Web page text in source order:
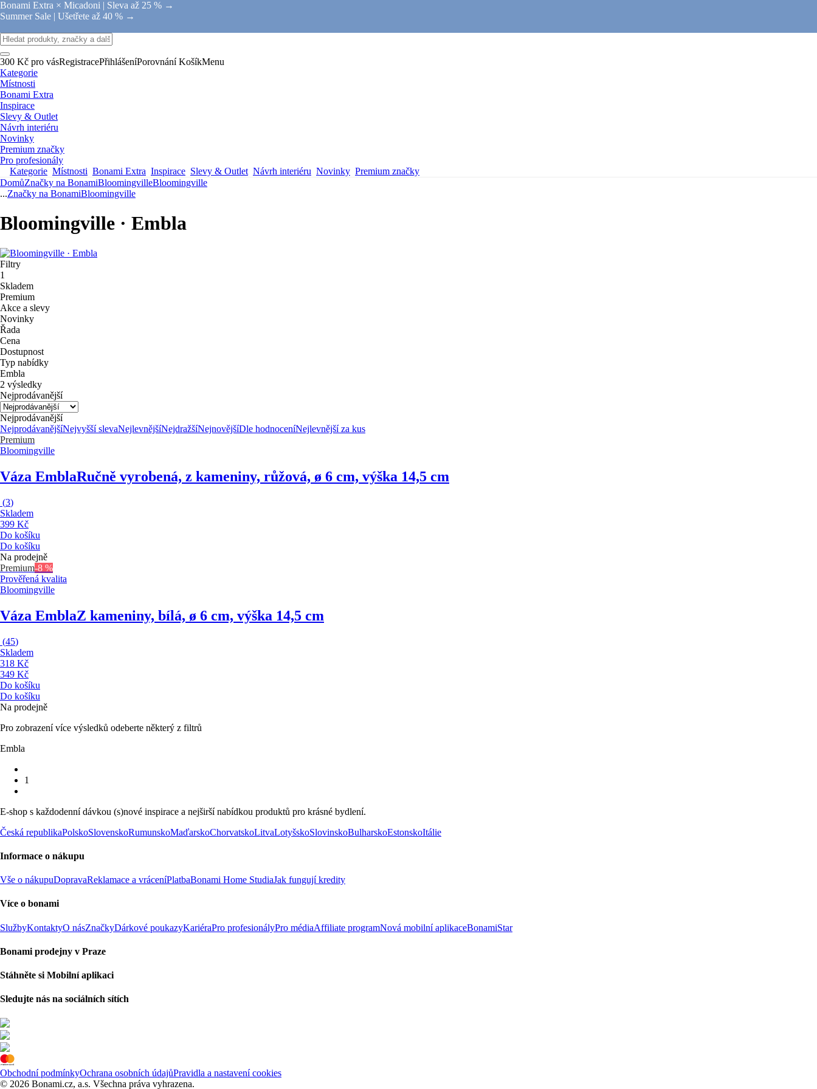
Bonami Extra × Micadoni | Sleva až 25 % →
Summer Sale | Ušetřete až 40 % →
300 Kč pro vásRegistracePřihlášeníPorovnání KošíkMenu
Kategorie
Místnosti
Bonami Extra
Inspirace
Slevy & Outlet
Návrh interiéru
Novinky
Premium značky
Pro profesionály
Kategorie Místnosti Bonami Extra Inspirace Slevy & Outlet Návrh interiéru Novinky Premium značky
DomůZnačky na BonamiBloomingvilleBloomingville
...Značky na BonamiBloomingville
Bloomingville · Embla
Filtry
1
Skladem
Premium
Akce a slevy
Novinky
Řada
Cena
Dostupnost
Typ nabídky
Embla
2 výsledky
Nejprodávanější
Nejprodávanější
NejprodávanějšíNejvyšší slevaNejlevnějšíNejdražšíNejnovějšíDle hodnoceníNejlevnější za kus
Premium
Bloomingville
Váza EmblaRučně vyrobená, z kameniny, růžová, ø 6 cm, výška 14,5 cm
(3)
Skladem
399 Kč
Do košíku
Do košíku
Na prodejně
Premium-8 %
Prověřená kvalita
Bloomingville
Váza EmblaZ kameniny, bílá, ø 6 cm, výška 14,5 cm
(45)
Skladem
318 Kč
349 Kč
Do košíku
Do košíku
Na prodejně
Pro zobrazení více výsledků odeberte některý z filtrů
Embla
1
E-shop s každodenní dávkou (s)nové inspirace a nejširší nabídkou produktů pro krásné bydlení.
Česká republikaPolskoSlovenskoRumunskoMaďarskoChorvatskoLitvaLotyšskoSlovinskoBulharskoEstonskoItálie
Informace o nákupu
Vše o nákupuDopravaReklamace a vráceníPlatbaBonami Home StudiaJak fungují kredity
Více o bonami
SlužbyKontaktyO násZnačkyDárkové poukazyKariéraPro profesionályPro médiaAffiliate programNová mobilní aplikaceBonamiStar
Bonami prodejny v Praze
Stáhněte si Mobilní aplikaci
Sledujte nás na sociálních sítích
Obchodní podmínkyOchrana osobních údajůPravidla a nastavení cookies
© 2026 Bonami.cz, a.s. Všechna práva vyhrazena.